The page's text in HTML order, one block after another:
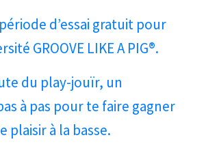
d’essai gratuit pour
GROOVE LIKE A PIG®.
du play-jouïr, un
à pas pour te faire gagner
plaisir à la basse.